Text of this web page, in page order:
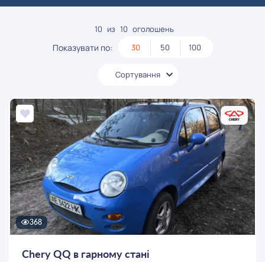
10 из 10 оголошень
Показувати по: 30 50 100
Сортування
368
Chery QQ в гарному стані